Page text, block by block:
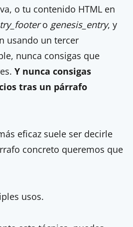
o tu contenido HTML en
o genesis_entry, y
usando un tercer
nunca consigas que
Y nunca consigas
tras un párrafo
eficaz suele ser decirle
concreto queremos que
usos.